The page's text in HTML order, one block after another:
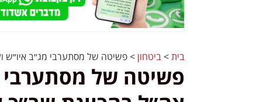
בית>ביטחון>פשיטה של מסתערבי מג״ב איו״ש
פשיטה של מסתערבי